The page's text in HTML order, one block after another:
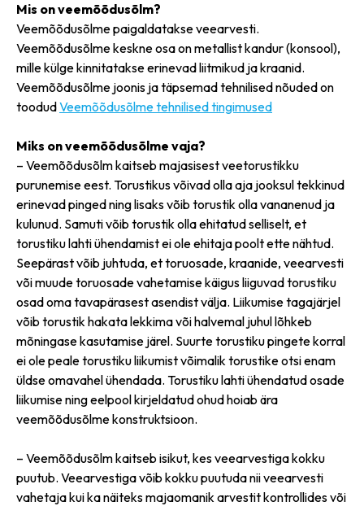
Mis on veemõõdusõlm?
Veemõõdusõlme paigaldatakse veearvesti.
Veemõõdusõlme keskne osa on metallist kandur (konsool),
mille külge kinnitatakse erinevad liitmikud ja kraanid.
Veemõõdusõlme joonis ja täpsemad tehnilised nõuded on
toodudVeemõõdusõlme tehnilised tingimused
Miks on veemõõdusõlme vaja?
– Veemõõdusõlm kaitseb majasisest veetorustikku
purunemise eest. Torustikus võivad olla aja jooksul tekkinud
erinevad pinged ning lisaks võib torustik olla vananenud ja
kulunud. Samuti võib torustik olla ehitatud selliselt, et
torustiku lahti ühendamist ei ole ehitaja poolt ette nähtud.
Seepärast võib juhtuda, et toruosade, kraanide, veearvesti
või muude toruosade vahetamise käigus liiguvad torustiku
osad oma tavapärasest asendist välja. Liikumise tagajärjel
võib torustik hakata lekkima või halvemal juhul lõhkeb
mõningase kasutamise järel. Suurte torustiku pingete korral
ei ole peale torustiku liikumist võimalik torustike otsi enam
üldse omavahel ühendada. Torustiku lahti ühendatud osade
liikumise ning eelpool kirjeldatud ohud hoiab ära
veemõõdusõlme konstruktsioon.
– Veemõõdusõlm kaitseb isikut, kes veearvestiga kokku
puutub. Veearvestiga võib kokku puutuda nii veearvesti
vahetaja kui ka näiteks majaomanik arvestit kontrollides või